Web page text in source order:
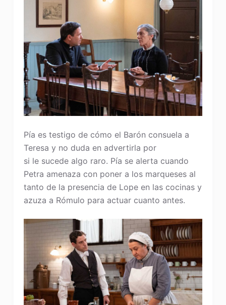
Pía es testigo de cómo el Barón consuela a
Teresa y no duda en advertirla por
si le sucede algo raro. Pía se alerta cuando
Petra amenaza con poner a los marqueses al
tanto de la presencia de Lope en las cocinas y
azuza a Rómulo para actuar cuanto antes.